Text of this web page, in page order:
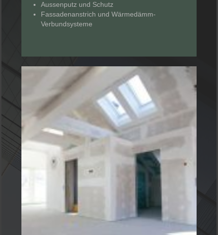
Aussenputz und Schutz
Fassadenanstrich und Wärmedämm-
Verbundsysteme